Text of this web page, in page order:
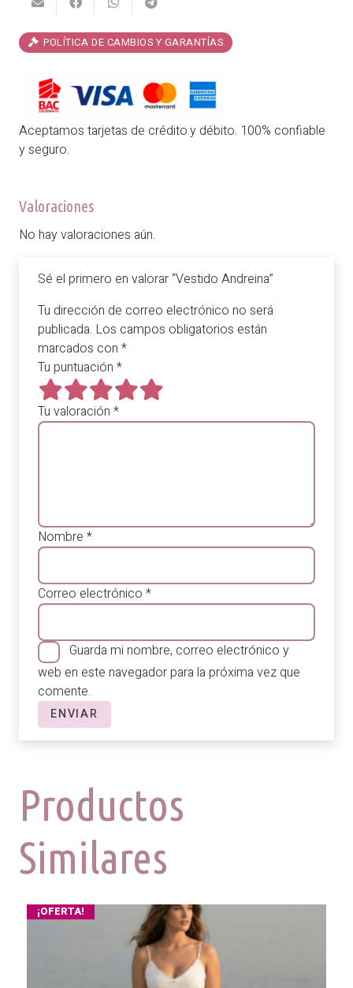
POLÍTICA DE CAMBIOS Y GARANTÍAS
Aceptamos tarjetas de crédito.y débito. 100% confiable
y seguro.
Valoraciones
No hay valoraciones aún.
Sé el primero en valorar “Vestido Andreina”
Tu dirección de correo electrónico no será
publicada. Los campos obligatorios están
marcados con *
Tu puntuación *
Tu valoración *
Nombre *
Correo electrónico *
Guarda mi nombre, correo electrónico y
web en este navegador para la próxima vez que
comente.
Productos
Similares
¡OFERTA!